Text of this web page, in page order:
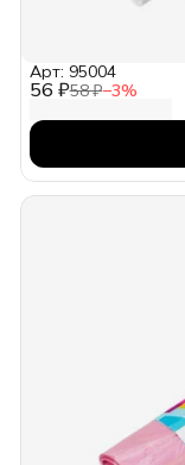
56 ₽58 ₽−3%
Арт: 95004